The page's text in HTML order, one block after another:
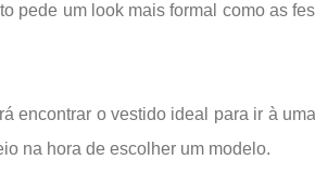
pede um look mais formal como as
encontrar o vestido ideal para ir à
na hora de escolher um modelo.